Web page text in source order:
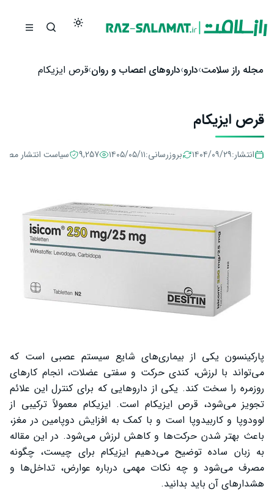
مجله راز سلامت دارو داروهای اعصاب و روان قرص ایزیکام
قرص ایزیکام
انتشار:۱۴۰۴/۰۹/۲۹ بروزرسانی:۱۴۰۵/۰۵/۱۱ 9,257 سیاست انتشار
پارکینسون یکی از بیماری‌های شایع سیستم عصبی است که
می‌تواند با لرزش، کندی حرکت و سفتی عضلات، انجام کارهای
روزمره را سخت کند. یکی از داروهایی که برای کنترل این علائم
تجویز می‌شود، قرص ایزیکام است. ایزیکام معمولاً ترکیبی از
لوودوپا و کاربیدوپا است و با کمک به افزایش دوپامین در مغز،
باعث بهتر شدن حرکت‌ها و کاهش لرزش می‌شود. در این مقاله
به زبان ساده توضیح می‌دهیم ایزیکام برای چیست، چگونه
مصرف می‌شود و چه نکات مهمی درباره عوارض، تداخل‌ها و
هشدارهای آن باید بدانید.